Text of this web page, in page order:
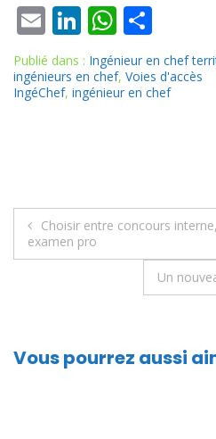
E
m
ai
l
Li
n
k
e
W
h
at
s
ar
ta
g
Publié dans : Ingénieur en chef
ingénieurs en chef, Voies d'accès
IngéChef, ingénieur en chef
Choisir entre concours
examen pro
Un
Vous pourrez aussi